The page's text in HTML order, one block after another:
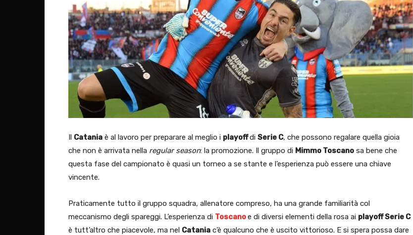
Il Catania è al lavoro per preparare al meglio i playoffdi Serie C, che possono regalare quella gioia
che non è arrivata nella regular season: la promozione. Il gruppo di Mimmo Toscano sa bene che
questa fase del campionato è quasi un torneo a se stante e l’esperienza può essere una chiave
vincente.
Praticamente tutto il gruppo squadra, allenatore compreso, ha una grande familiarità col
meccanismo degli spareggi. L’esperienza di Toscanoe di diversi elementi della rosa ai playoff Serie C
è tutt’altro che piacevole, ma nel Catania c’è qualcuno che è uscito vittorioso. E si spera possa dare